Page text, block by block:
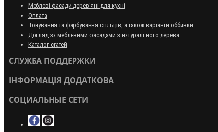
Меблеві фасади дерев'яні для кухні
Оплата
Тонування та фарбування стільців, а також варіанти оббивки
Догляд за меблевими фасадами з натурального дерева
Каталог статей
СЛУЖБА ПОДДЕРЖКИ
ІНФОРМАЦІЯ ДОДАТКОВА
СОЦИАЛЬНЫЕ СЕТИ